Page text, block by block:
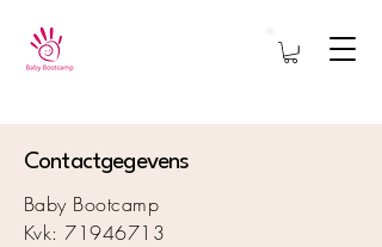
Contactgegevens
Baby Bootcamp
Kvk:71946713